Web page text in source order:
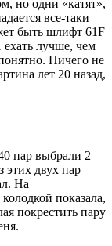
но одни «катят»,
все-таки
быть шлифт 61F
лучше, чем
Ничего не
лет 20 назад,
пар выбрали 2
этих двух пар
На
показала,
покрестить пару